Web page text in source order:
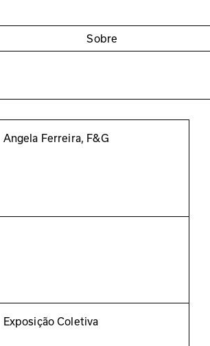
Sobre
Angela Ferreira, F&G
Exposição Coletiva